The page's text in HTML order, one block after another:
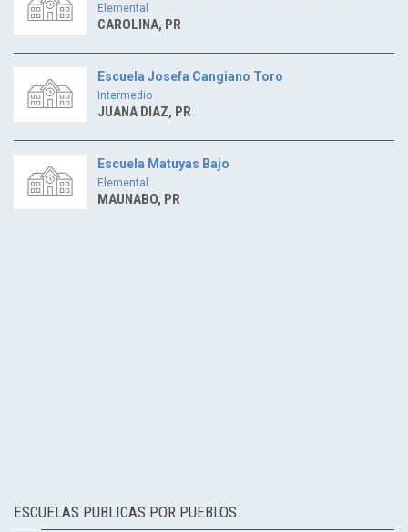
Elemental
CAROLINA, PR
Escuela Josefa Cangiano Toro
Intermedio
JUANA DIAZ, PR
Escuela Matuyas Bajo
Elemental
MAUNABO, PR
ESCUELAS PUBLICAS POR PUEBLOS